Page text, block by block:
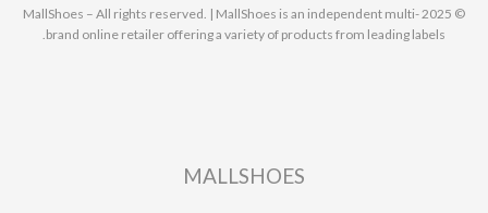
© 2025 MallShoes – All rights reserved. | MallShoes is an independent multi-
brand online retailer offering a variety of products from leading labels.
MALLSHOES